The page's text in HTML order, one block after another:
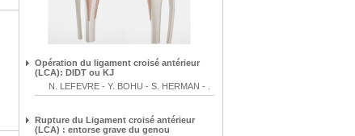
Opération du ligament croisé antérieur
(LCA): DIDT ou KJ
N. LEFEVRE - Y. BOHU - S. HERMAN -
Rupture du Ligament croisé antérieur
(LCA) : entorse grave du genou